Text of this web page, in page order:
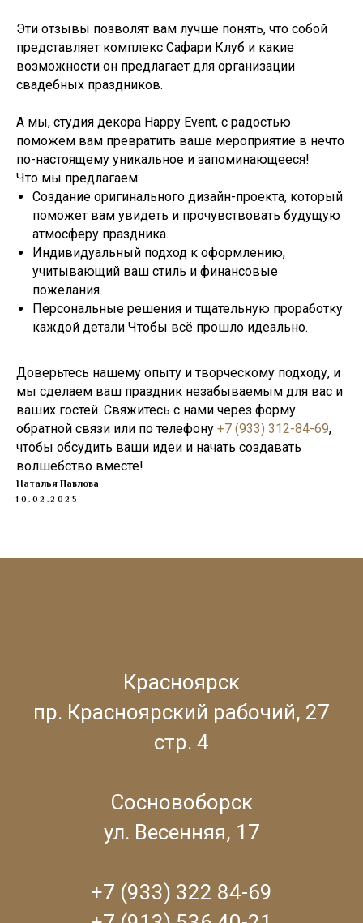
Эти отзывы позволят вам лучше понять, что собой
представляет комплекс Сафари Клуб и какие
возможности он предлагает для организации
свадебных праздников.
А мы, студия декора Happy Event, с радостью
поможем вам превратить ваше мероприятие в нечто
по-настоящему уникальное и запоминающееся!
Что мы предлагаем:
Создание оригинального дизайн-проекта, который
поможет вам увидеть и прочувствовать будущую
атмосферу праздника.
Индивидуальный подход к оформлению,
учитывающий ваш стиль и финансовые
пожелания.
Персональные решения и тщательную проработку
каждой детали Чтобы всё прошло идеально.
Доверьтесь нашему опыту и творческому подходу, и
мы сделаем ваш праздник незабываемым для вас и
ваших гостей. Свяжитесь с нами через форму
обратной связи или по телефону +7 (933) 312-84-69,
чтобы обсудить ваши идеи и начать создавать
волшебство вместе!
Наталья Павлова
10.02.2025
Красноярск
пр. Красноярский рабочий, 27
стр. 4
Сосновоборск
ул. Весенняя, 17
+7 (933) 322 84-69